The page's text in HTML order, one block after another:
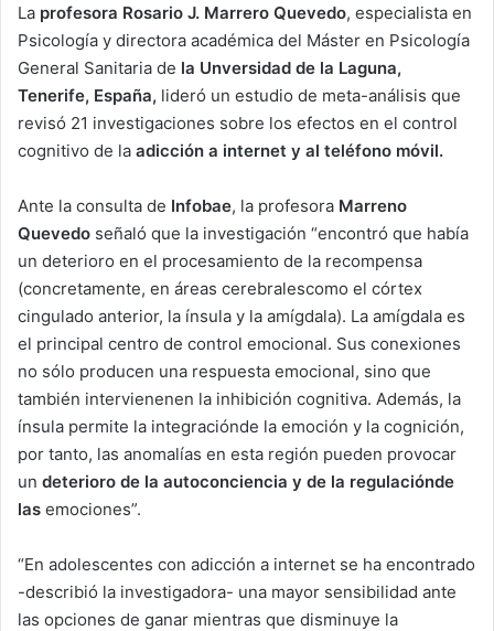
La profesora Rosario J. Marrero Quevedo, especialista en
Psicología y directora académica del Máster en Psicología
General Sanitaria de la Unversidad de la Laguna,
Tenerife, España, lideró un estudio de meta-análisis que
revisó 21 investigaciones sobre los efectos en el control
cognitivo de la adicción a internet y al teléfono móvil.
Ante la consulta de Infobae, la profesora Marreno
Quevedo señaló que la investigación “encontró que había
un deterioro en el procesamiento de la recompensa
(concretamente, en áreas cerebralescomo el córtex
cingulado anterior, la ínsula y la amígdala). La amígdala es
el principal centro de control emocional. Sus conexiones
no sólo producen una respuesta emocional, sino que
también intervienenen la inhibición cognitiva. Además, la
ínsula permite la integraciónde la emoción y la cognición,
por tanto, las anomalías en esta región pueden provocar
un deterioro de la autoconciencia y de la regulaciónde
las emociones”.
“En adolescentes con adicción a internet se ha encontrado
-describió la investigadora- una mayor sensibilidad ante
las opciones de ganar mientras que disminuye la